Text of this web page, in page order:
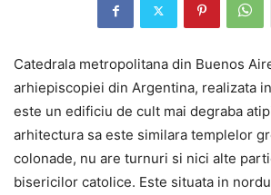
Catedrala metropolitana din Buenos
arhiepiscopiei din Argentina, realizata
este un edificiu de cult mai degraba
arhitectura sa este similara templelor
colonade, nu are turnuri si nici alte
bisericilor catolice. Este situata in